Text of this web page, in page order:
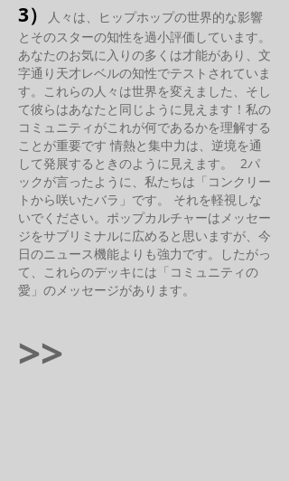
3）
人々は、ヒップホップの世界的な影響
とそのスターの知性を過小評価しています。
あなたのお気に入りの多くは才能があり、文
字通り天才レベルの知性でテストされていま
す。これらの人々は世界を変えました、そし
て彼らはあなたと同じように見えます！私の
コミュニティがこれが何であるかを理解する
ことが重要です 情熱と集中力は、逆境を通
して発展するときのように見えます。
2パ
ックが言ったように、私たちは「コンクリー
トから咲いたバラ」です。
それを軽視しな
いでください。ポップカルチャーはメッセー
ジをサブリミナルに広めると思いますが、今
日のニュース機能よりも強力です。したがっ
て、これらのデッキには「コミュニティの
愛」のメッセージがあります。
>>